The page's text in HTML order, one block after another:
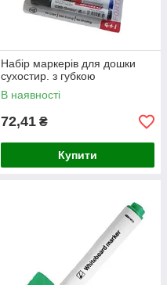
Набір маркерів для дошки
сухостир. з губкою
В наявності
72,41 ₴
Купити